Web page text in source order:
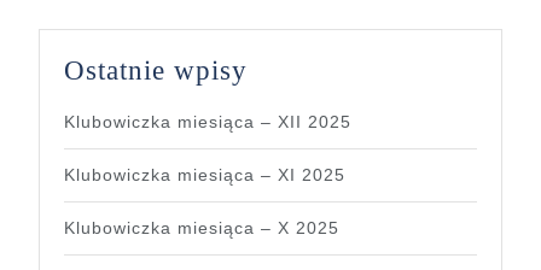
Ostatnie wpisy
Klubowiczka miesiąca – XII 2025
Klubowiczka miesiąca – XI 2025
Klubowiczka miesiąca – X 2025